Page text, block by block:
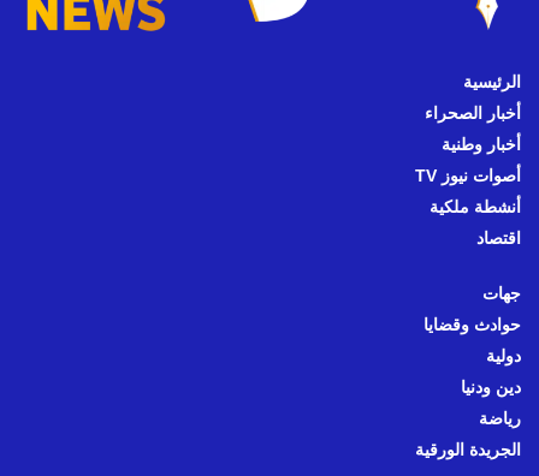
الرئيسية
أخبار الصحراء
أخبار وطنية
أصوات نيوز TV
أنشطة ملكية
اقتصاد
جهات
حوادث وقضايا
دولية
دين ودنيا
رياضة
الجريدة الورقية